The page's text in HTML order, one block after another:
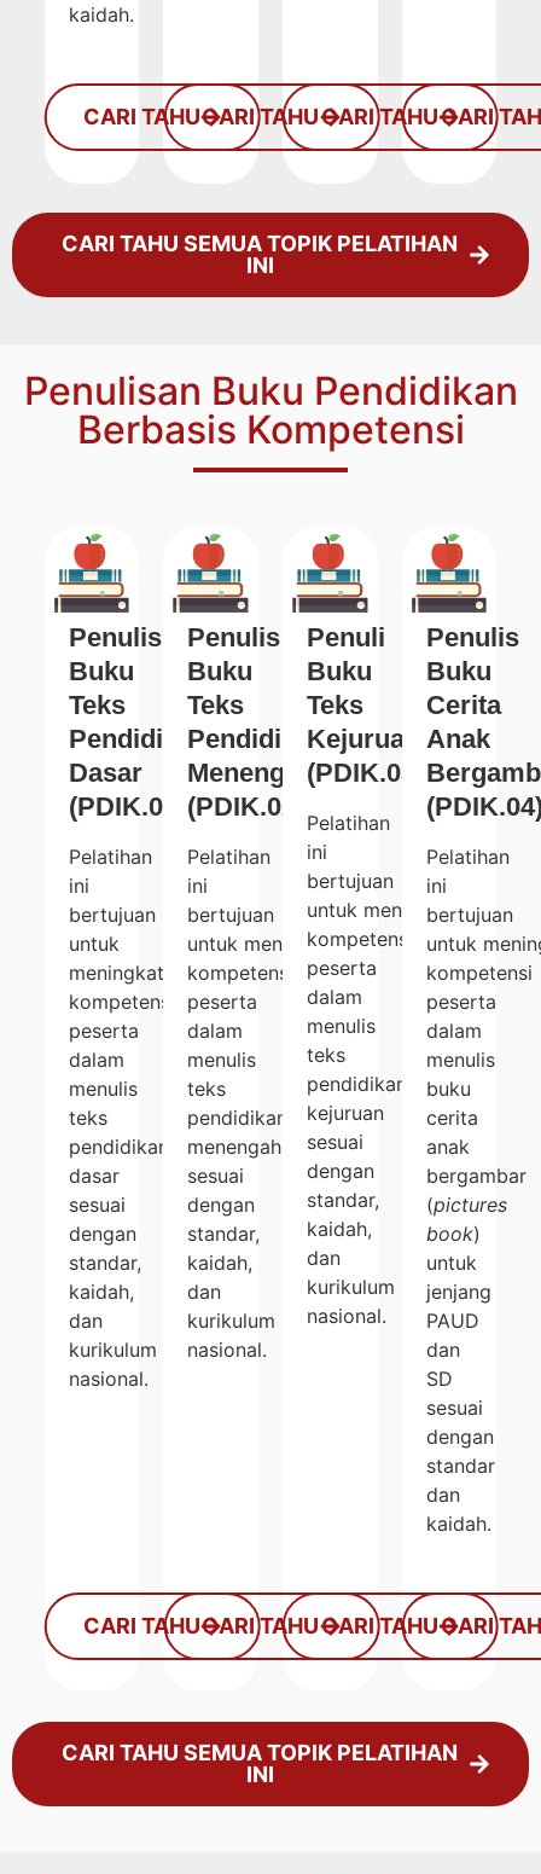
kaidah.
CARI TAHUCARI TAHUCARI TAHUCARI
CARI TAHU SEMUA TOPIK PELATIHAN
INI
Penulisan Buku Pendidikan
Berbasis Kompetensi
Penulis
Buku
Teks
Pendidikan
Dasar
(PDIK.01)
Pelatihan
ini
bertujuan
untuk
meningkatkan
kompetensi
peserta
dalam
menulis
teks
pendidikan
dasar
sesuai
dengan
standar,
kaidah,
dan
kurikulum
nasional.
CARI TAHU
Penulis
Buku
Teks
Pendidikan
Menengah
(PDIK.02)
Pelatihan
ini
bertujuan
untuk meningkatkan
kompetensi
peserta
dalam
menulis
teks
pendidikan
menengah
sesuai
dengan
standar,
kaidah,
dan
kurikulum
nasional.
CARI TAHU
Penuli
Buku
Teks
Kejuruan
(PDIK.03)
Pelatihan
ini
bertujuan
untuk meningkatkan
kompetensi
peserta
dalam
menulis
teks
pendidikan
kejuruan
sesuai
dengan
standar,
kaidah,
dan
kurikulum
nasional.
CARI TAHU
Penulis
Buku
Cerita
Anak
Pelatihan
ini
bertujuan
untuk
kompetensi
peserta
dalam
menulis
buku
cerita
anak
bergambar
(pictures
book)
untuk
jenjang
PAUD
dan
SD
sesuai
dengan
standar
dan
kaidah.
CARI
CARI TAHU SEMUA TOPIK PELATIHAN
INI